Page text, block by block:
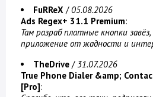
FuRReX /05.08.2026
Ads Regex+ 31.1 Premium:
Там разраб платные кнопки
приложение от жадности и
TheDrive / 31.07.2026
True Phone Dialer &amp;
[Pro]: